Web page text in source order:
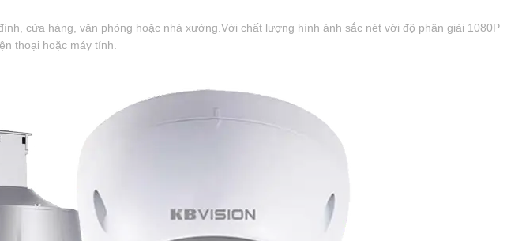
cửa hàng, văn phòng hoặc nhà xưởng.Với chất lượng hình ảnh sắc nét với độ phân giải 1080P
thoại hoặc máy tính.